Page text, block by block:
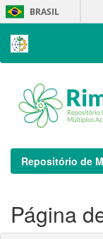
Skip
navigation
BRASIL
Repositório de
Página